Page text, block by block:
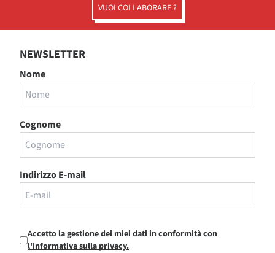
VUOI COLLABORARE ?
NEWSLETTER
Nome
Cognome
Indirizzo E-mail
Accetto la gestione dei miei dati in conformità con
l'informativa sulla privacy.